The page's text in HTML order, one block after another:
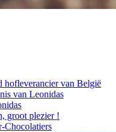
hofleverancier van België
van Leonidas
groot plezier !
Chocolatiers